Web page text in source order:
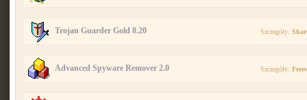
Trojan Guarder Gold 8.20 Szczegóły:
Advanced Spyware Remover 2.0 Szczegóły: